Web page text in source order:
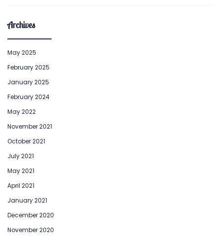
Archives
May 2025
February 2025
January 2025
February 2024
May 2022
November 2021
October 2021
July 2021
May 2021
April 2021
January 2021
December 2020
November 2020